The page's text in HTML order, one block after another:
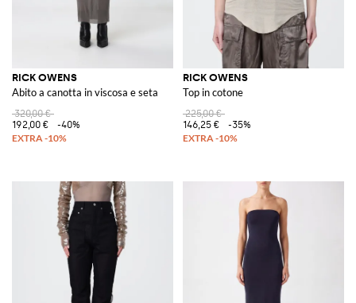
RICK OWENS
Abito a canotta in viscosa e seta
320,00 €
192,00 €
-40%
RICK OWENS
Top in cotone
225,00 €
146,25 €
-35%